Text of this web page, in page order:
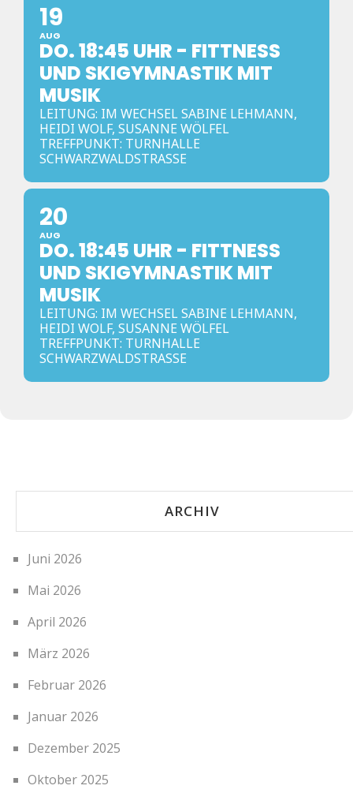
19
AUG
DO. 18:45 UHR - FITTNESS
UND SKIGYMNASTIK MIT
MUSIK
LEITUNG: IM WECHSEL SABINE LEHMANN,
HEIDI WOLF, SUSANNE WÖLFEL
TREFFPUNKT: TURNHALLE
SCHWARZWALDSTRASSE
20
AUG
DO. 18:45 UHR - FITTNESS
UND SKIGYMNASTIK MIT
MUSIK
LEITUNG: IM WECHSEL SABINE LEHMANN,
HEIDI WOLF, SUSANNE WÖLFEL
TREFFPUNKT: TURNHALLE
SCHWARZWALDSTRASSE
ARCHIV
Juni 2026
Mai 2026
April 2026
März 2026
Februar 2026
Januar 2026
Dezember 2025
Oktober 2025